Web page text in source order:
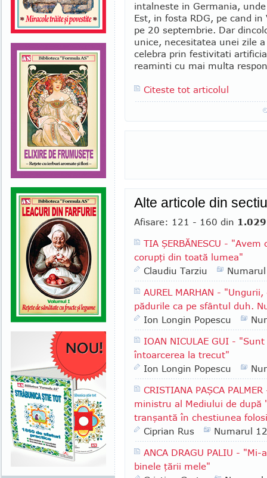
intalneste in Germania,
Est, in fosta RDG, pe cand
pe 20 septembrie. Dar
unice, necesitatea unei zile
celebra prin festivitati
reaminti cu mai multa
Citeste tot articolul
Alte articole din
Afisare: 121 - 160 din 1.029
TIA ŞERBĂNESCU -
corupţi din toată lumea"
Claudiu Tarziu
AUREL MARHAN -
pădurile ca pe sfântul duh.
Ion Longin Popescu
IOAN NICULAE GUI -
întoarcerea la trecut"
Ion Longin Popescu
CRISTIANA PAŞCA
ministru al Mediului de după
tranşantă în chestiunea
Ciprian Rus
Numarul
ANCA DRAGU PALIU -
binele ţării mele"